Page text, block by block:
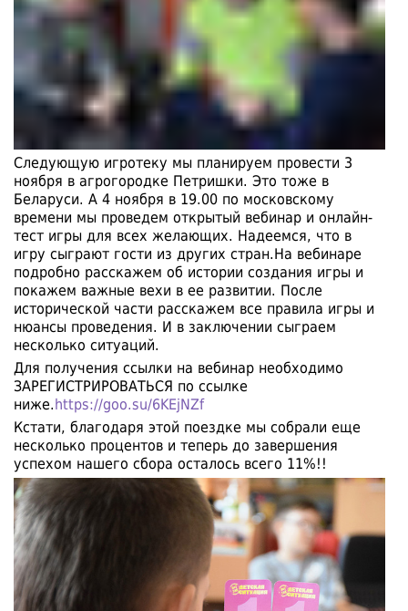
Следующую игротеку мы планируем провести 3
ноября в агрогородке Петришки. Это тоже в
Беларуси. А 4 ноября в 19.00 по московскому
времени мы проведем открытый вебинар и онлайн-
тест игры для всех желающих. Надеемся, что в
игру сыграют гости из других стран.На вебинаре
подробно расскажем об истории создания игры и
покажем важные вехи в ее развитии. После
исторической части расскажем все правила игры и
нюансы проведения. И в заключении сыграем
несколько ситуаций.
Для получения ссылки на вебинар необходимо
ЗАРЕГИСТРИРОВАТЬСЯ по ссылке
ниже.https://goo.su/6KEjNZf
Кстати, благодаря этой поездке мы собрали еще
несколько процентов и теперь до завершения
успехом нашего сбора осталось всего 11%!!